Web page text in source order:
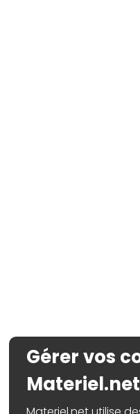
Gérer vos
Materiel.net